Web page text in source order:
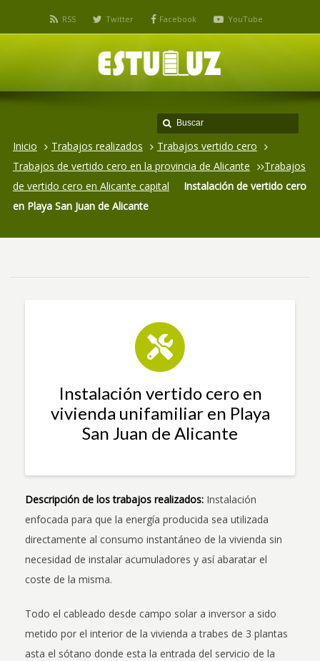
RSS Twitter Facebook YouTube
Inicio Trabajos realizados
Trabajos vertido cero
Trabajos de vertido cero en la provincia de Alicante
Trabajos
de vertido cero en Alicante capital
Instalación de vertido cero
en Playa San Juan de Alicante
Instalación vertido cero en
vivienda unifamiliar en Playa
San Juan de Alicante
Descripción de los trabajos realizados: Instalación
enfocada para que la energía producida sea utilizada
directamente al consumo instantáneo de la vivienda sin
necesidad de instalar acumuladores y así abaratar el
coste de la misma.
Todo el cableado desde campo solar a inversor a sido
metido por el interior de la vivienda a trabes de 3 plantas
asta el sótano donde esta la entrada del servicio de la